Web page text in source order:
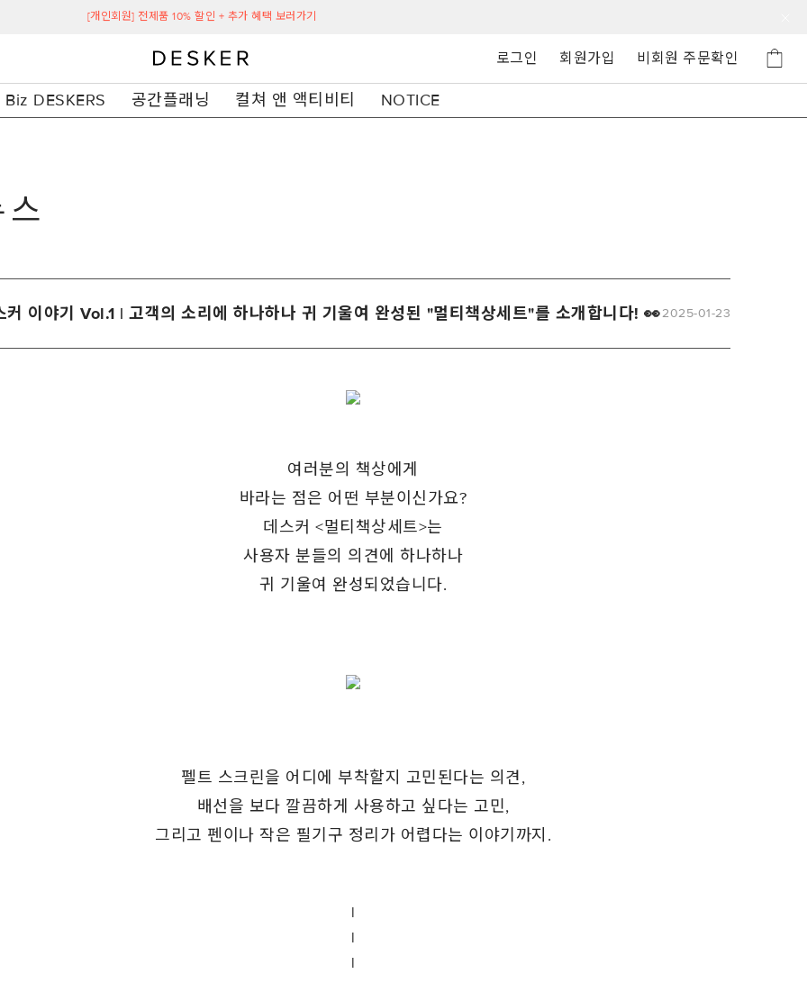
[개인회원] 전제품 10% 할인 + 추가 혜택 보러가기
로그인 회원가입 비회원 주문확인
Biz DESKERS 공간플래닝 컬쳐 앤 액티비티 NOTICE
커 이야기 Vol.1 | 고객의 소리에 하나하나 귀 기울여 완성된 "멀티책상세트"를 소개합니다! 👀2025-01-23
여러분의 책상에게
바라는 점은 어떤 부분이신가요?
데스커 <멀티책상세트>는
사용자 분들의 의견에 하나하나
귀 기울여 완성되었습니다.
펠트 스크린을 어디에 부착할지 고민된다는 의견,
배선을 보다 깔끔하게 사용하고 싶다는 고민,
그리고 펜이나 작은 필기구 정리가 어렵다는 이야기까지.
l
l
l